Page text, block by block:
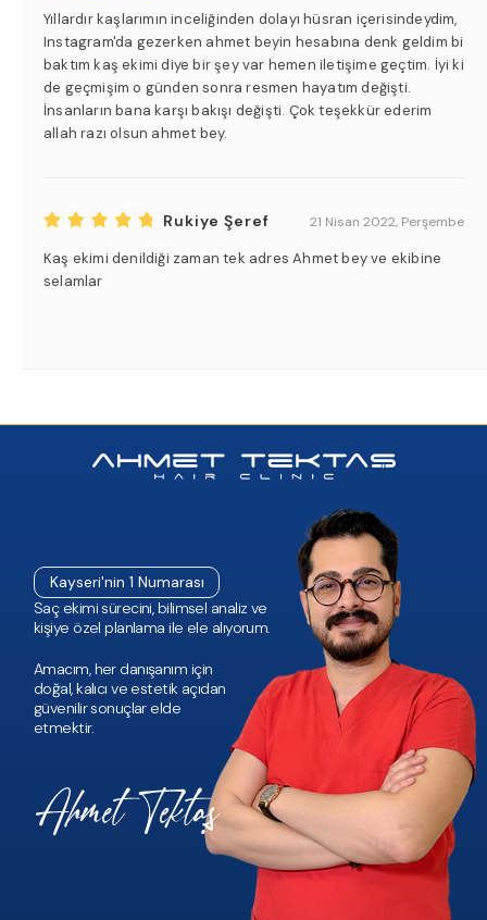
Yıllardır kaşlarımın inceliğinden dolayı hüsran içerisindeydim,
Instagram'da gezerken ahmet beyin hesabına denk geldim bi
baktım kaş ekimi diye bir şey var hemen iletişime geçtim. İyi ki
de geçmişim o günden sonra resmen hayatım değişti.
İnsanların bana karşı bakışı değişti. Çok teşekkür ederim
allah razı olsun ahmet bey.
Rukiye Şeref 21 Nisan 2022, Perşembe
Kaş ekimi denildiği zaman tek adres Ahmet bey ve ekibine
selamlar
Kayseri'nin 1 Numarası
Saç ekimi sürecini, bilimsel analiz ve
kişiye özel planlama ile ele alıyorum.
Amacım, her danışanım için
doğal, kalıcı ve estetik açıdan
güvenilir sonuçlar elde
etmektir.